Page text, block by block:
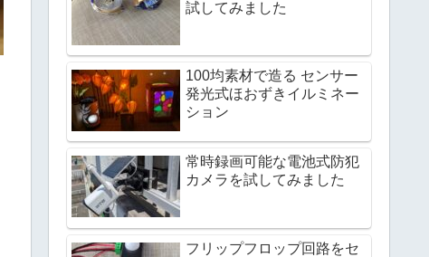
試してみました
100均素材で造る センサー
発光式ほおずきイルミネー
ション
常時録画可能な電池式防犯
カメラを試してみました
フリップフロップ回路をセ